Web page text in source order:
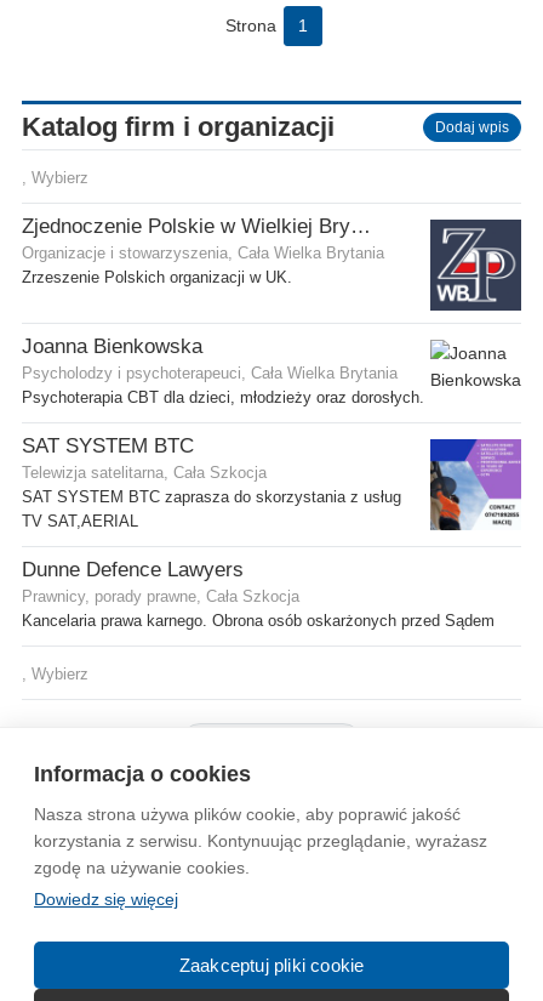
Informacja o cookies
Nasza strona używa plików cookie, aby poprawić jakość
korzystania z serwisu. Kontynuując przeglądanie, wyrażasz
zgodę na używanie cookies.
Dowiedz się więcej
Zaakceptuj pliki cookie
Strona 1
Katalog firm i organizacji Dodaj wpis
, Wybierz
Zjednoczenie Polskie w Wielkiej Brytanii
Organizacje i stowarzyszenia, Cała Wielka Brytania
Zrzeszenie Polskich organizacji w UK.
Joanna Bienkowska
Psycholodzy i psychoterapeuci, Cała Wielka Brytania
Psychoterapia CBT dla dzieci, młodzieży oraz dorosłych.
SAT SYSTEM BTC
Telewizja satelitarna, Cała Szkocja
SAT SYSTEM BTC zaprasza do skorzystania z usług
TV SAT,AERIAL
Dunne Defence Lawyers
Prawnicy, porady prawne, Cała Szkocja
Kancelaria prawa karnego. Obrona osób oskarżonych przed Sądem
, Wybierz
Wytyczne dla społeczności Regulamin Prywatność
Reklama Kontakt